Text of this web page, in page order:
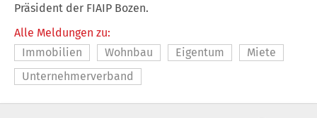
Präsident der FIAIP Bozen.
Alle Meldungen zu:
Immobilien
Wohnbau Eigentum
Miete
Unternehmerverband